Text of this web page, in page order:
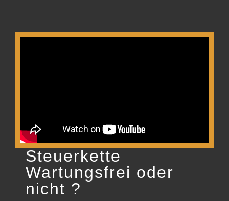
Steuerkette
Wartungsfrei oder
nicht ?